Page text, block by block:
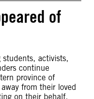
of
students, activists,
continue
province of
from their loved
on their behalf,